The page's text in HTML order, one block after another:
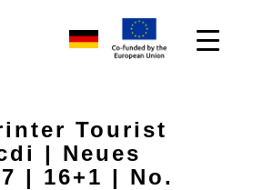
Tourist
| Neues
| 16+1 | No.